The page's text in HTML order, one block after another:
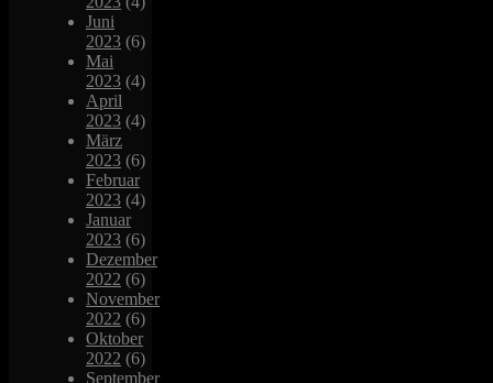
Juni
2023 (6)
Mai
2023 (4)
April
2023 (4)
März
2023 (6)
Februar
2023 (4)
Januar
2023 (6)
Dezember
2022 (6)
November
2022 (6)
Oktober
2022 (6)
September